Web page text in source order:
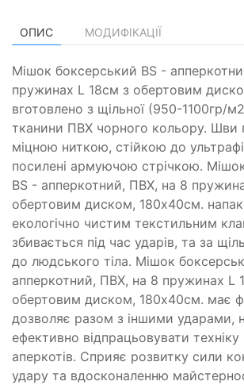
ОПИС МОДИФІКАЦІЇ
Мішок боксерський BS -
пружинах L 18см з обертовим
вготовлено з щільної (950-1100гр/
тканини ПВХ чорного кольору. Шви
міцною ниткою, стійкою до
посилені армуючою стрічкою.
BS - апперкотний, ПВХ, на 8
обертовим диском, 180х40см.
екологічно чистим текстильним
збивається під час ударів, та за
до людського тіла. Мішок
апперкотний, ПВХ, на 8 пружинах L
обертовим диском, 180х40см. має
дозволяє разом з іншими ударами,
ефективно відпрацьовувати техніку
аперкотів. Сприяє розвитку сили
удару та вдосконаленню